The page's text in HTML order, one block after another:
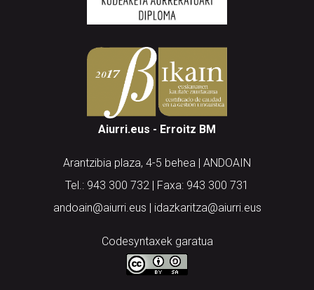
Aiurri.eus - Erroitz BM
Arantzibia plaza, 4-5 behea | ANDOAIN
Tel.: 943 300 732 | Faxa: 943 300 731
andoain@aiurri.eus | idazkaritza@aiurri.eus
Codesyntaxek garatua